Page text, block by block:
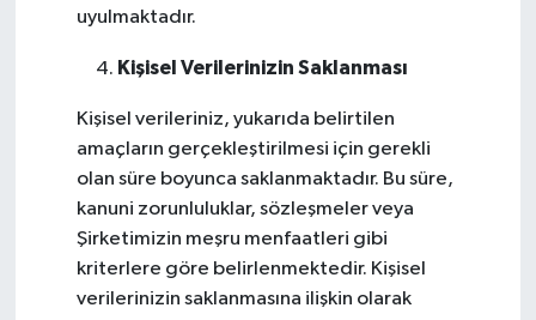
uyulmaktadır.
Kişisel Verilerinizin Saklanması
Kişisel verileriniz, yukarıda belirtilen
amaçların gerçekleştirilmesi için gerekli
olan süre boyunca saklanmaktadır. Bu süre,
kanuni zorunluluklar, sözleşmeler veya
Şirketimizin meşru menfaatleri gibi
kriterlere göre belirlenmektedir. Kişisel
verilerinizin saklanmasına ilişkin olarak